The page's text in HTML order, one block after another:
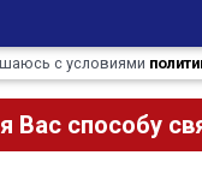
с условиями
Вас способу